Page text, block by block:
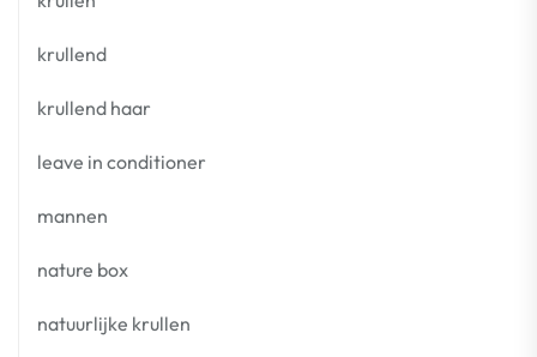
krullend
krullend haar
leave in conditioner
mannen
nature box
natuurlijke krullen